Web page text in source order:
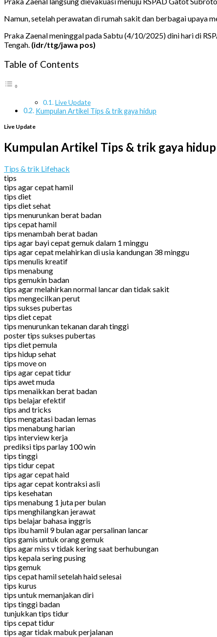
Namun, setelah perawatan di rumah sakit dan berbagai upaya
Praka Zaenal meninggal pada Sabtu (4/10/2025) dini hari di
Tengah. (idr/ttg/jawa pos)
Table of Contents
Live Update
Kumpulan Artikel Tips & trik gaya hidup
Live Update
Kumpulan Artikel Tips & trik gaya hidup
Tips & trik Lifehack
tips
tips agar cepat hamil
tips diet
tips diet sehat
tips menurunkan berat badan
tips cepat hamil
tips menambah berat badan
tips agar bayi cepat gemuk dalam 1 minggu
tips agar cepat melahirkan di usia kandungan 38 minggu
tips menulis kreatif
tips menabung
tips gemukin badan
tips agar melahirkan normal lancar dan tidak sakit
tips mengecilkan perut
tips sukses pubertas
tips diet cepat
tips menurunkan tekanan darah tinggi
poster tips sukses pubertas
tips diet pemula
tips hidup sehat
tips move on
tips agar cepat tidur
tips awet muda
tips menaikkan berat badan
tips belajar efektif
tips and tricks
tips mengatasi badan lemas
tips menabung harian
tips interview kerja
prediksi tips parlay 100 win
tips tinggi
tips tidur cepat
tips agar cepat haid
tips agar cepat kontraksi asli
tips kesehatan
tips menabung 1 juta per bulan
tips menghilangkan jerawat
tips belajar bahasa inggris
tips ibu hamil 9 bulan agar persalinan lancar
tips gamis untuk orang gemuk
tips agar miss v tidak kering saat berhubungan
tips kepala sering pusing
tips gemuk
tips cepat hamil setelah haid selesai
tips kurus
tips untuk memanjakan diri
tips tinggi badan
tunjukkan tips tidur
tips cepat tidur
tips agar tidak mabuk perjalanan